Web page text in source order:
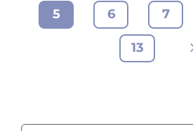
5 6 7
13